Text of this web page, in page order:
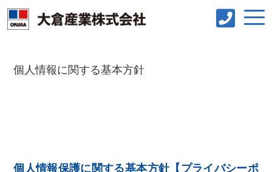
個人情報に関する基本方針
個人情報保護に関する基本方針【プライバシーポ